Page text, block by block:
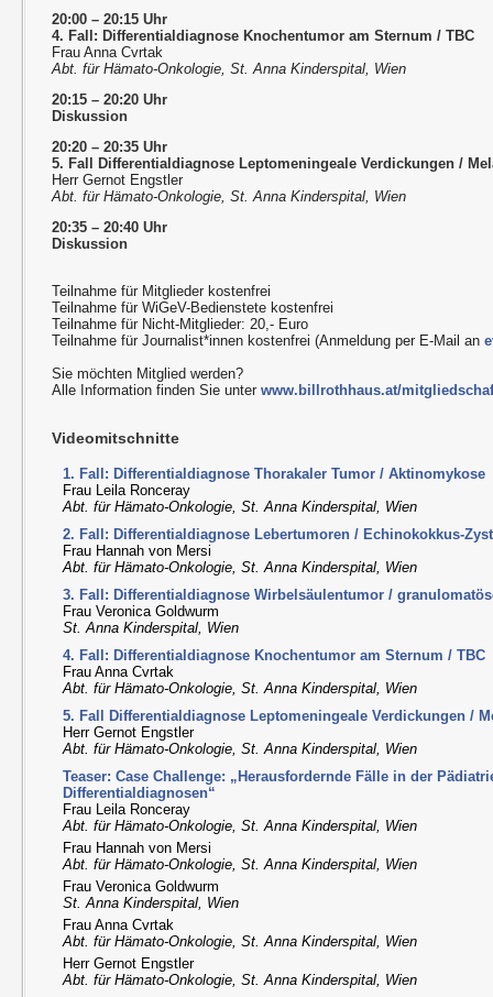
20:00 – 20:15 Uhr
4. Fall: Differentialdiagnose Knochentumor am Sternum / TBC
Frau Anna Cvrtak
Abt. für Hämato-Onkologie, St. Anna Kinderspital, Wien
20:15 – 20:20 Uhr
Diskussion
20:20 – 20:35 Uhr
5. Fall Differentialdiagnose Leptomeningeale Verdickungen /
Herr Gernot Engstler
Abt. für Hämato-Onkologie, St. Anna Kinderspital, Wien
20:35 – 20:40 Uhr
Diskussion
Teilnahme für Mitglieder kostenfrei
Teilnahme für WiGeV-Bedienstete kostenfrei
Teilnahme für Nicht-Mitglieder: 20,- Euro
Teilnahme für Journalist*innen kostenfrei (Anmeldung per E-Mail an
Sie möchten Mitglied werden?
Alle Information finden Sie unterwww.billrothhaus.at/
Videomitschnitte
1. Fall: Differentialdiagnose Thorakaler Tumor / Aktinomykose
Frau Leila Ronceray
Abt. für Hämato-Onkologie, St. Anna Kinderspital, Wien
2. Fall: Differentialdiagnose Lebertumoren / Echinokokkus-
Frau Hannah von Mersi
Abt. für Hämato-Onkologie, St. Anna Kinderspital, Wien
3. Fall: Differentialdiagnose Wirbelsäulentumor /
Frau Veronica Goldwurm
St. Anna Kinderspital, Wien
4. Fall: Differentialdiagnose Knochentumor am Sternum / TBC
Frau Anna Cvrtak
Abt. für Hämato-Onkologie, St. Anna Kinderspital, Wien
5. Fall Differentialdiagnose Leptomeningeale Verdickungen /
Herr Gernot Engstler
Abt. für Hämato-Onkologie, St. Anna Kinderspital, Wien
Teaser: Case Challenge: „Herausfordernde Fälle in der
Differentialdiagnosen“
Frau Leila Ronceray
Abt. für Hämato-Onkologie, St. Anna Kinderspital, Wien
Frau Hannah von Mersi
Abt. für Hämato-Onkologie, St. Anna Kinderspital, Wien
Frau Veronica Goldwurm
St. Anna Kinderspital, Wien
Frau Anna Cvrtak
Abt. für Hämato-Onkologie, St. Anna Kinderspital, Wien
Herr Gernot Engstler
Abt. für Hämato-Onkologie, St. Anna Kinderspital, Wien